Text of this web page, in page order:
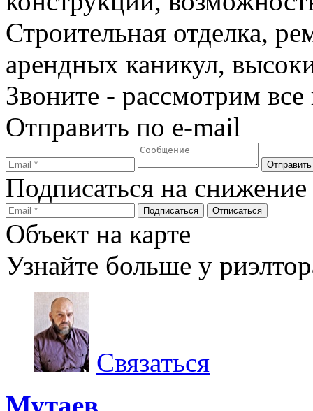
Строительная отделка,
арендных каникул,
Звоните - рассмотрим
Отправить по e-mail
Подписаться на
Объект на карте
Узнайте больше у
Связаться
Мутаев